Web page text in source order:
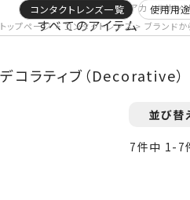
予約 再入荷 ヒロアカ サン
すべてのアイテム
コンタクトレンズ一覧 使用用
トップページ コンタクトレンズ ブランド
デコラティブ（Decorative）
並び替
7件中 1- 7